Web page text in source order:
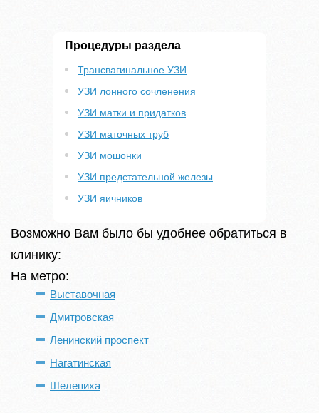
Процедуры раздела
Трансвагинальное УЗИ
УЗИ лонного сочленения
УЗИ матки и придатков
УЗИ маточных труб
УЗИ мошонки
УЗИ предстательной железы
УЗИ яичников
Возможно Вам было бы удобнее обратиться в
клинику:
На метро:
Выставочная
Дмитровская
Ленинский проспект
Нагатинская
Шелепиха